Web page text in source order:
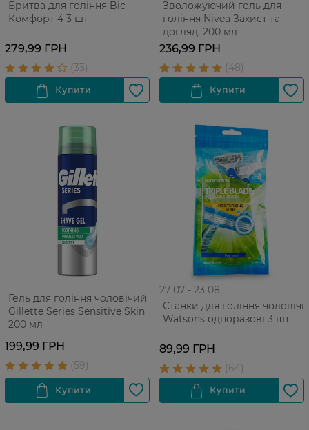
Бритва для гоління Bic
Комфорт 4 3 шт
279,99 ГРН
Зволожуючий гель для
гоління Nivea Захист та
догляд, 200 мл
236,99 ГРН
Гель для гоління чоловічий
Gillette Series Sensitive Skin
200 мл
199,99 ГРН
27 07 - 23 08
Cтанки для гоління чоловічі
Watsons одноразові 3 шт
89,99 ГРН